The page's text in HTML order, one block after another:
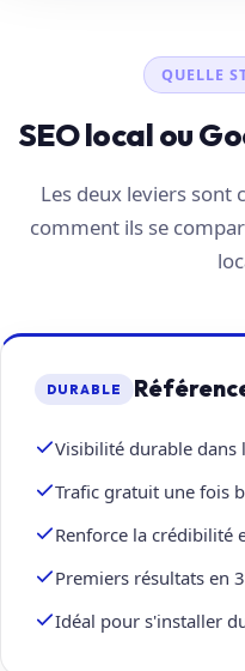
QUELLE
SEO local ou
Les deux leviers sont
comment ils se
DURABLE
Visibilité durable dans
Trafic gratuit une fois
Renforce la crédibilité
Premiers résultats en
Idéal pour s'installer